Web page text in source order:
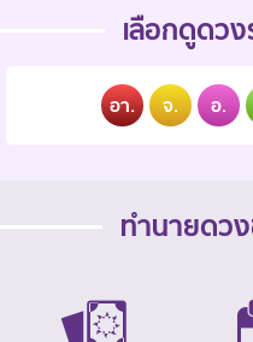
เลือกดูดว
อา. จ. อ.
ทำนายดว